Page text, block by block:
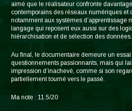
aimé que le réalisateur confronte
contemporains des réseaux numériques et
notamment aux systèmes d’apprentissage
langage qui reposent eux aussi sur des
hiérarchisation et de sélection des données.
Au final, le documentaire demeure un
questionnements passionnants, mais qui
impression d’inachevé, comme si son
partiellement tourné vers le passé.
Ma note : 11.5/20